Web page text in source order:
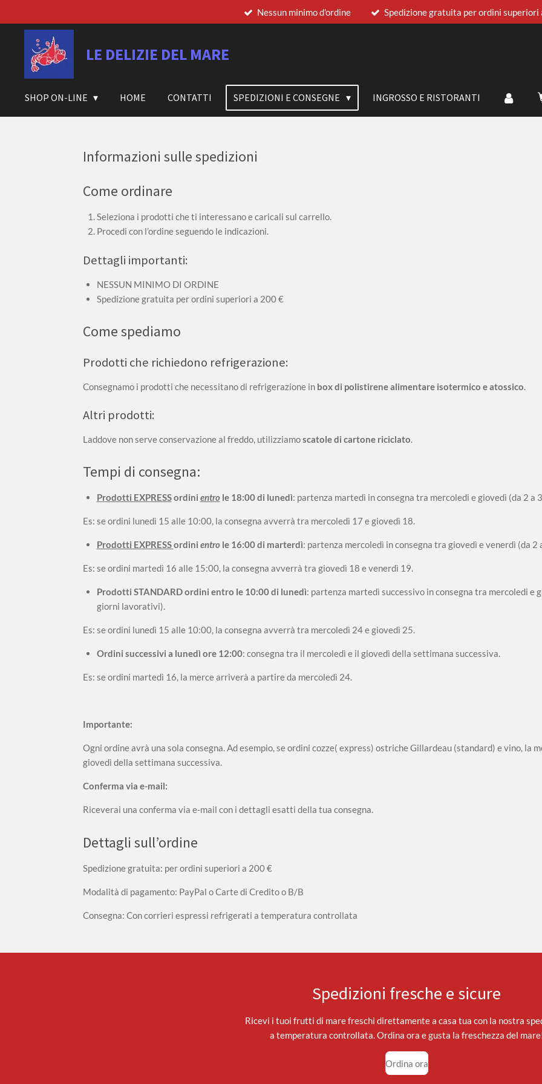
al
contenuto
principale
Nessun minimo d'ordine Spedizione gratuita per ordini superiori
LE DELIZIE DEL MARE
SHOP ON-LINE HOME CONTATTI SPEDIZIONI E CONSEGNE INGROSSO E RISTORANTI
Informazioni sulle spedizioni
Come ordinare
Seleziona i prodotti che ti interessano e caricali sul carrello.
Procedi con l’ordine seguendo le indicazioni.
Dettagli importanti:
NESSUN MINIMO DI ORDINE
Spedizione gratuita per ordini superiori a 200 €
Come spediamo
Prodotti che richiedono refrigerazione:
Consegnamo i prodotti che necessitano di refrigerazione in box di polistirene alimentare isotermico e atossico
Altri prodotti:
Laddove non serve conservazione al freddo, utilizziamoscatole di cartone riciclato.
Tempi di consegna:
Prodotti EXPRESSordini entrole 18:00 di lunedì: partenza martedì in consegna tra mercoledi e giovedì (da 2 a
Es: se ordini lunedì 15 alle 10:00, la consegna avverrà tra mercoledì 17 e giovedì 18.
Prodotti EXPRESSordini entrole 16:00 di marterdì: partenza mercoledì in consegna tra giovedì e venerdì (da
Es: se ordini martedì 16 alle 15:00, la consegna avverrà tra giovedì 18 e venerdì 19.
Prodotti STANDARDordini entro le 10:00 di lunedì: partenza martedì successivo in consegna tra mercoledi e
giorni lavorativi).
Es: se ordini lunedì 15 alle 10:00, la consegna avverrà tra mercoledì 24 e giovedì 25.
Ordini successivi a lunedì ore 12:00: consegna tra il mercoledì e il giovedì della settimana successiva.
Es: se ordini martedì 16, la merce arriverà a partire da mercoledì 24.
Importante:
Ogni ordine avrà una sola consegna. Ad esempio, se ordini cozze( express) ostriche Gillardeau (standard) e vino, la
giovedì della settimana successiva.
Conferma via e-mail:
Riceverai una conferma via e-mail con i dettagli esatti della tua consegna.
Dettagli sull’ordine
Spedizione gratuita: per ordini superiori a 200 €
Modalità di pagamento: PayPal o Carte di Credito o B/B
Consegna: Con corrieri espressi refrigerati a temperatura controllata
Spedizioni fresche e sicure
Ricevi i tuoi frutti di mare freschi direttamente a casa tua con la nostra
a temperatura controllata. Ordina ora e gusta la freschezza del
Ordina ora